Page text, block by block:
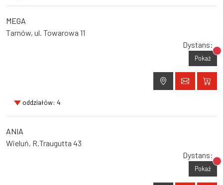
MEGA
Tarnów, ul. Towarowa 11
Dystans:
Pokaż
oddziałów: 4
ANIA
Wieluń, R.Traugutta 43
Dystans:
Pokaż